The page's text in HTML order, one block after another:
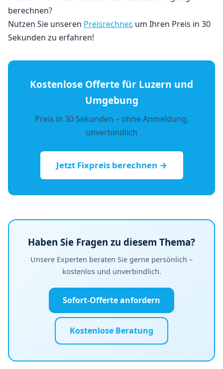
berechnen?
Nutzen Sie unseren Preisrechner, um Ihren Preis in 30
Sekunden zu erfahren!
Kostenlose Offerte für Luzern und
Umgebung
Preis in 30 Sekunden – ohne Anmeldung,
unverbindlich
Jetzt Fixpreis berechnen →
Haben Sie Fragen zu diesem Thema?
Unsere Experten beraten Sie gerne persönlich –
kostenlos und unverbindlich.
Sofort-Offerte anfordern
Kostenlose Beratung